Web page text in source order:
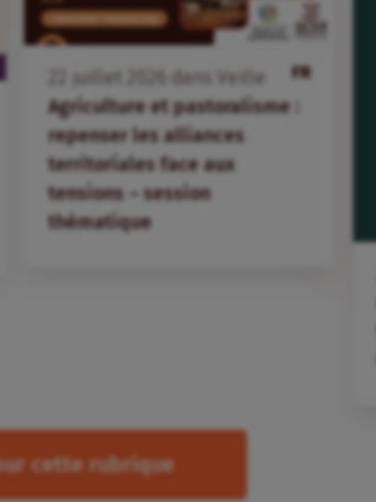
FR
juillet dans Veille
Agriculture et pastoralisme :
repenser les alliances
territoriales face aux
tensions – session
thématique
cette rubrique